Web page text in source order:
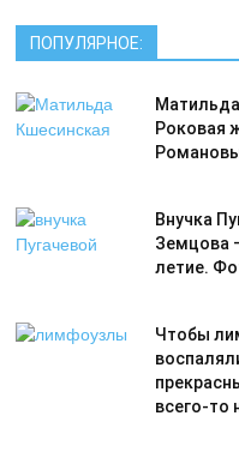
ПОПУЛЯРНОЕ:
Роковая
Внучка
Земцова
летие.
Чтобы
всего-то